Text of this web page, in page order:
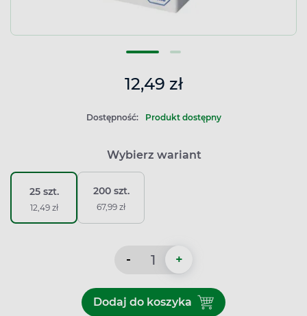
12,49 zł
Dostępność: Produkt dostępny
Wybierz wariant
25 szt.
12,49 zł
200 szt.
67,99 zł
- +
Dodaj do koszykaDodaj do koszyka Lancet